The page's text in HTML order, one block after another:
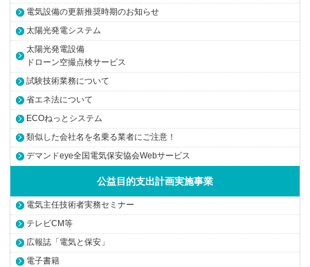
電気設備の更新推奨時期のお知らせ
太陽光発電システム
太陽光発電設備
ドローン空撮点検サービス
試験技術業務について
省エネ法について
ECOねっとシステム
類似した会社名を名乗る業者にご注意！
デマンドeye全国電気保安協会Webサービス
公益目的支出計画実施事業
電気主任技術者実務セミナー
テレビCM等
広報誌「電気と保安」
電子書籍